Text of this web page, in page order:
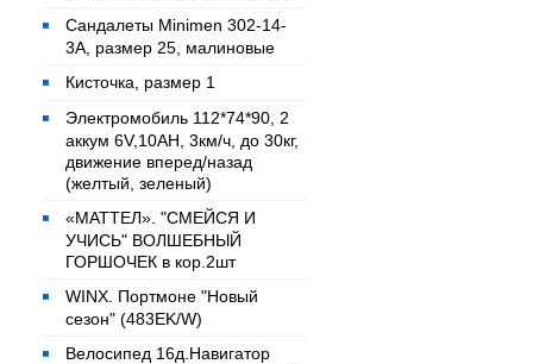
Сандалеты Minimen 302-14-
3А, размер 25, малиновые
Кисточка, размер 1
Электромобиль 112*74*90, 2
аккум 6V,10AH, 3км/ч, до 30кг,
движение вперед/назад
(желтый, зеленый)
«МАТТЕЛ». "СМЕЙСЯ И
УЧИСЬ" ВОЛШЕБНЫЙ
ГОРШОЧЕК в кор.2шт
WINX. Портмоне "Новый
сезон" (483EK/W)
Велосипед 16д.Навигатор